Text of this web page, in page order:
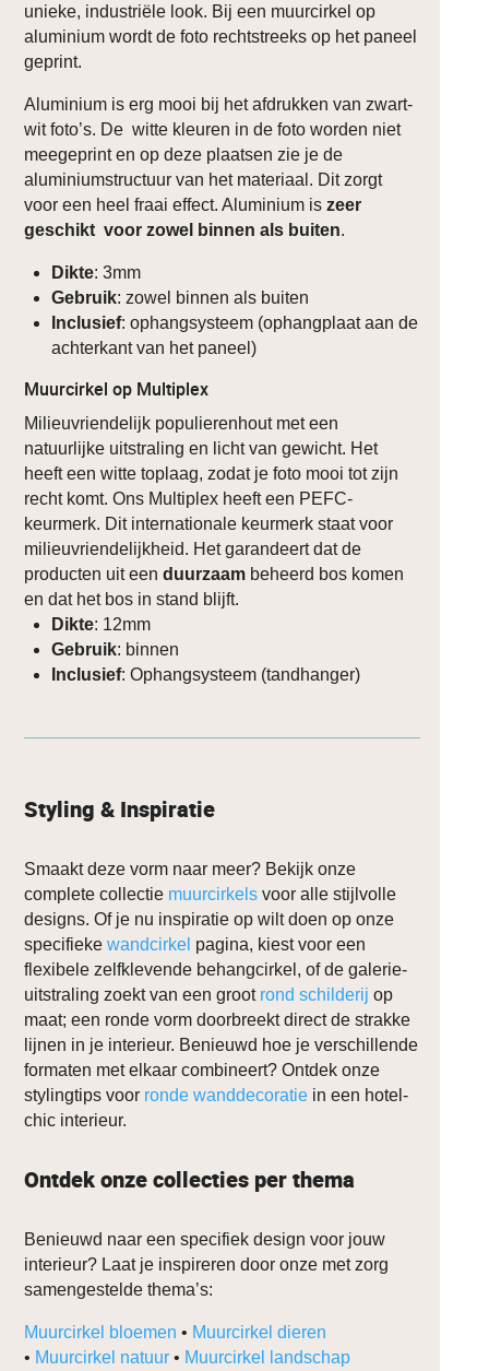
unieke, industriële look. Bij een muurcirkel op
aluminium wordt de foto rechtstreeks op het paneel
geprint.
Aluminium is erg mooi bij het afdrukken van zwart-
wit foto’s. De witte kleuren in de foto worden niet
meegeprint en op deze plaatsen zie je de
aluminiumstructuur van het materiaal. Dit zorgt
voor een heel fraai effect. Aluminium iszeer
geschikt voor zowel binnen als buiten.
Dikte: 3mm
Gebruik: zowel binnen als buiten
Inclusief: ophangsysteem (ophangplaat aan de
achterkant van het paneel)
Muurcirkel op Multiplex
Milieuvriendelijk populierenhout met een
natuurlijke uitstraling en licht van gewicht. Het
heeft een witte toplaag, zodat je foto mooi tot zijn
recht komt. Ons Multiplex heeft een PEFC-
keurmerk. Dit internationale keurmerk staat voor
milieuvriendelijkheid. Het garandeert dat de
producten uit eenduurzaam beheerd bos komen
en dat het bos in stand blijft.
Dikte: 12mm
Gebruik: binnen
Inclusief: Ophangsysteem (tandhanger)
Styling & Inspiratie
Smaakt deze vorm naar meer? Bekijk onze
complete collectie muurcirkels voor alle stijlvolle
designs. Of je nu inspiratie op wilt doen op onze
specifiekewandcirkel pagina, kiest voor een
flexibele zelfklevende behangcirkel, of de galerie-
uitstraling zoekt van een groot rond schilderij op
maat; een ronde vorm doorbreekt direct de strakke
lijnen in je interieur. Benieuwd hoe je verschillende
formaten met elkaar combineert? Ontdek onze
stylingtips voor ronde wanddecoratie in een hotel-
chic interieur.
Ontdek onze collecties per thema
Benieuwd naar een specifiek design voor jouw
interieur? Laat je inspireren door onze met zorg
samengestelde thema’s:
Muurcirkel bloemen • Muurcirkel dieren
• Muurcirkel natuur • Muurcirkel landschap